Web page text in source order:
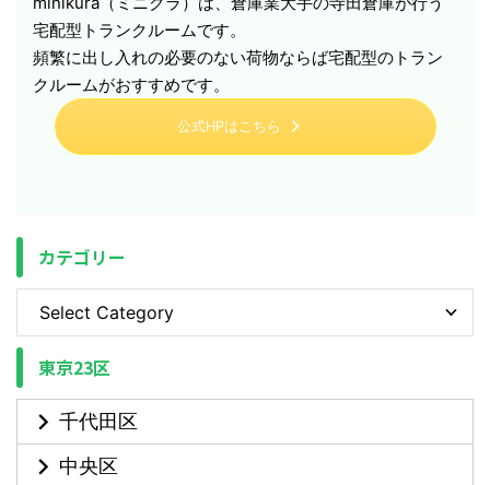
宅配型トランクルームです。
頻繁に出し入れの必要のない荷物ならば宅配型のトラン
クルームがおすすめです。
公式HPはこちら
カテゴリー
東京23区
千代田区
中央区